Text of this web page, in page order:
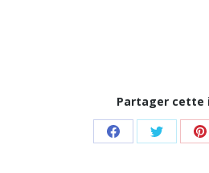
Partager cette
Share Share